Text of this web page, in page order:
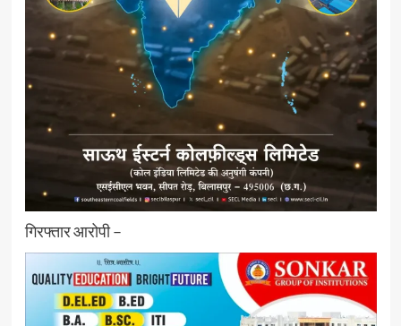
गिरफ्तार आरोपी –